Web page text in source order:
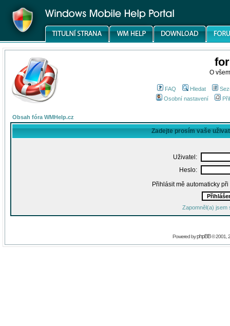
O
FAQ Hledat
Osobní nastavení
Obsah fóra WMHelp.cz
Zadejte prosím vaše
Uživatel:
Heslo:
Přihlásit mě automaticky
Zapomněl(a) jsem
Powered byphpBB© 2001,